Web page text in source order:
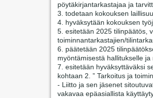
pöytäkirjantarkastajaa ja
3. todetaan kokouksen
4. hyväksytään kokouksen
5. esitetään 2025 tilinpäätös,
toiminnantarkastajien/
6. päätetään 2025
myöntämisestä hallitukselle
7. esitetään hyväksyttäväksi
kohtaan 2. ” Tarkoitus ja
- Liitto ja sen jäsenet
vakavaa epäasiallista